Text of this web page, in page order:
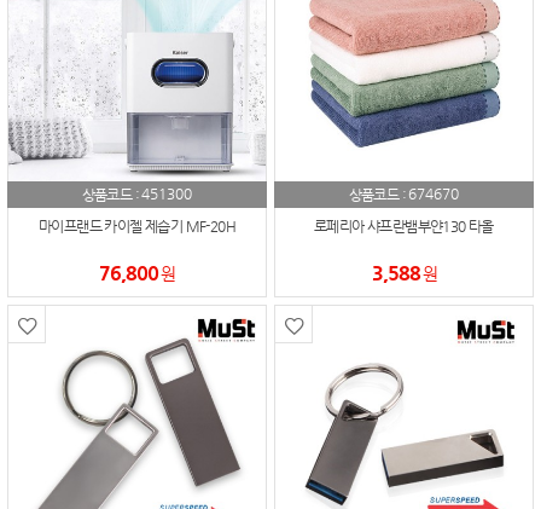
상품코드 :451300
마이프랜드 카이젤 제습기 MF-20H
76,800원
상품코드 : 674670
로페리아 샤프란뱀부얀130 타올
3,588원